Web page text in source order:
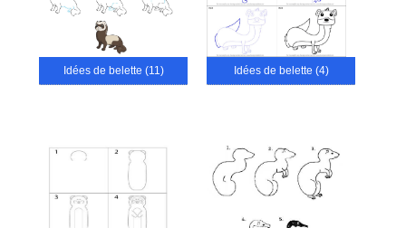
Idées de belette (11) Idées de belette (4)